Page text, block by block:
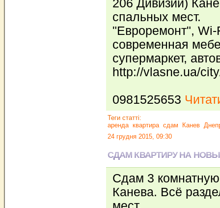
206 Дивизии)
спальных мест.
"Евроремонт",
современная
супермаркет,
http://vlasne.ua/
0981525653
Теги статті:
аренда квартира сдам Канев
24 грудня 2015, 09:30
СДАМ КВАРТИРУ НА
Сдам 3 комнатную
Канева. Всё